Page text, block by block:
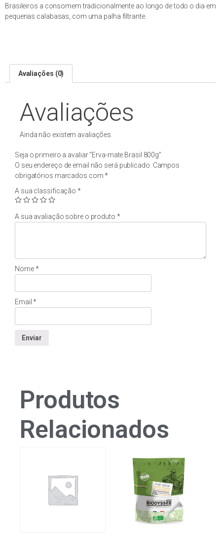
Brasileiros a consomem tradicionalmente ao longo de todo o dia em
pequenas calabasas, com uma palha filtrante.
Avaliações (0)
Avaliações
Ainda não existem avaliações.
Seja o primeiro a avaliar “Erva-mate Brasil 800g”
O seu endereço de email não será publicado. Campos
obrigatórios marcados com*
A sua classificação*
A sua avaliação sobre o produto *
Nome*
Email*
Produtos
Relacionados